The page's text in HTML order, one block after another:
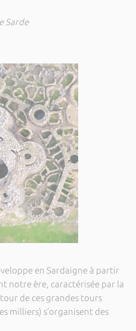
Sarde
en Sardaigne à partir
notre ère, caractérisée par la
de ces grandes tours
milliers) s’organisent des